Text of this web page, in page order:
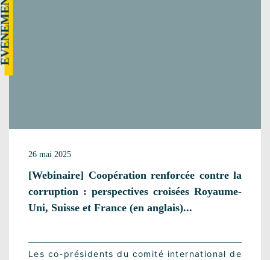
26 mai 2025
[Webinaire] Coopération renforcée contre la
corruption : perspectives croisées Royaume-
Uni, Suisse et France (en anglais)...
Les co-présidents du comité international de